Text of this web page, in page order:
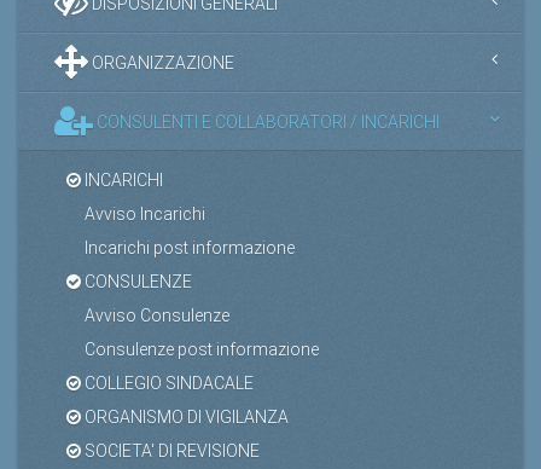
ORGANIZZAZIONE
CONSULENTI E COLLABORATORI / INCARICHI
INCARICHI
Avviso Incarichi
Incarichi post informazione
CONSULENZE
Avviso Consulenze
Consulenze post informazione
COLLEGIO SINDACALE
ORGANISMO DI VIGILANZA
SOCIETA' DI REVISIONE